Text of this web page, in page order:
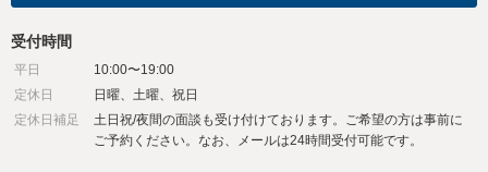
受付時間
平日
10:00〜19:00
定休日
日曜、土曜、祝日
定休日補足
土日祝/夜間の面談も受け付けております。ご希望の方は事前に
ご予約ください。なお、メールは24時間受付可能です。